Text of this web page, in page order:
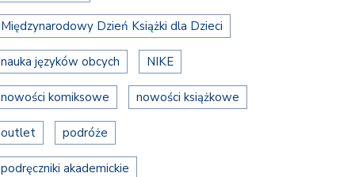
Międzynarodowy Dzień Książki dla Dzieci
nauka języków obcych NIKE
nowości komiksowe nowości książkowe
outlet podróże
podręczniki akademickie